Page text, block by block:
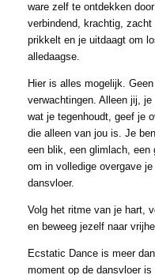
ware zelf te ontdekken
verbindend, krachtig,
prikkelt en je uitdaagt om
alledaagse.
Hier is alles mogelijk.
verwachtingen. Alleen jij,
wat je tegenhoudt, geef je
die alleen van jou is. Je
een blik, een glimlach,
om in volledige overgave
dansvloer.
Volg het ritme van je hart,
en beweeg jezelf naar
Ecstatic Dance is meer
moment op de dansvloer